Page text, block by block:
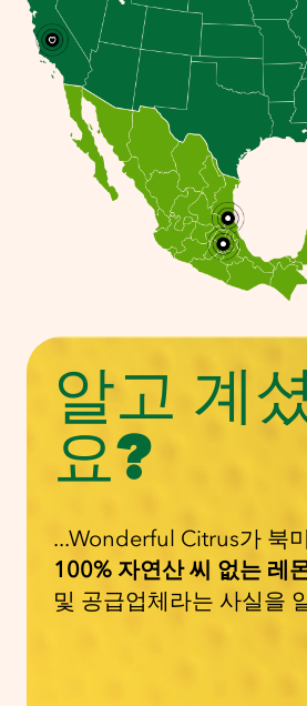
알고 계
요?
...Wonderful Citrus가 북
100% 자연산 씨 없는 레
및 공급업체라는 사실을